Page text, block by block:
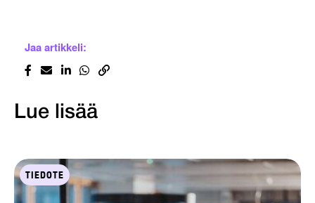
Jaa artikkeli:
Lue lisää
TIEDOTE